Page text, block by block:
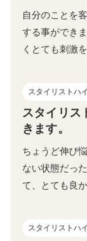
自分のことを
する事ができ
くとても刺激
スタイリストハ
スタイリス
きます。
ちょうど伸び
ない状態だっ
て、とても良
スタイリストハ